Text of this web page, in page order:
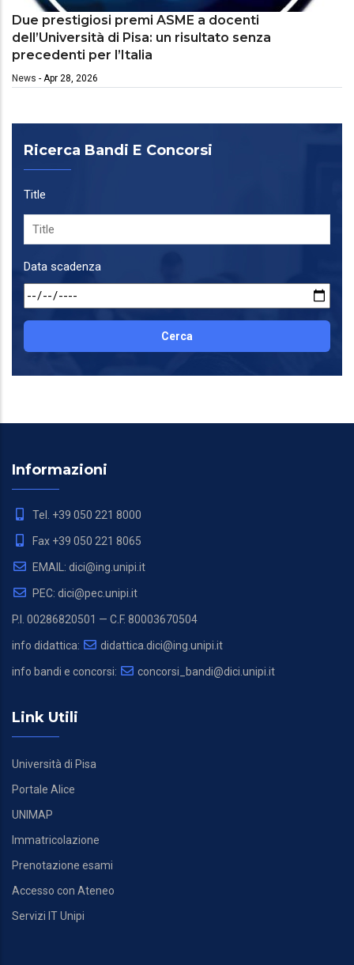
Due prestigiosi premi ASME a docenti
dell’Università di Pisa: un risultato senza
precedenti per l’Italia
News - Apr 28, 2026
Ricerca Bandi E Concorsi
Title
Data scadenza
Informazioni
Tel. +39 050 221 8000
Fax +39 050 221 8065
EMAIL: dici@ing.unipi.it
PEC: dici@pec.unipi.it
P.I. 00286820501 — C.F. 80003670504
info didattica: didattica.dici@ing.unipi.it
info bandi e concorsi: concorsi_bandi@dici.unipi.it
Link Utili
Università di Pisa
Portale Alice
UNIMAP
Immatricolazione
Prenotazione esami
Accesso con Ateneo
Servizi IT Unipi